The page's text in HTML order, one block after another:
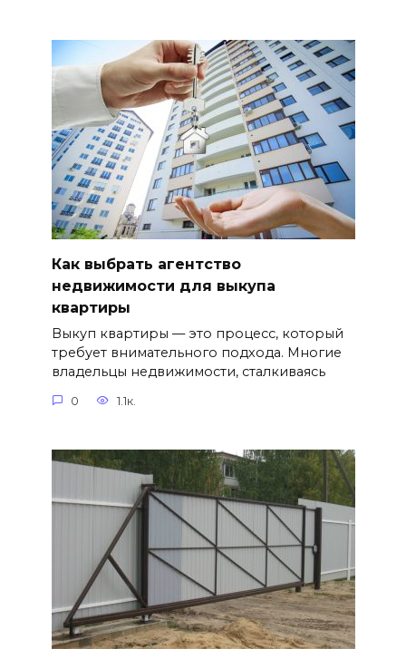
Как выбрать агентство
недвижимости для выкупа
квартиры
Выкуп квартиры — это процесс, который
требует внимательного подхода. Многие
владельцы недвижимости, сталкиваясь
0 1.1к.